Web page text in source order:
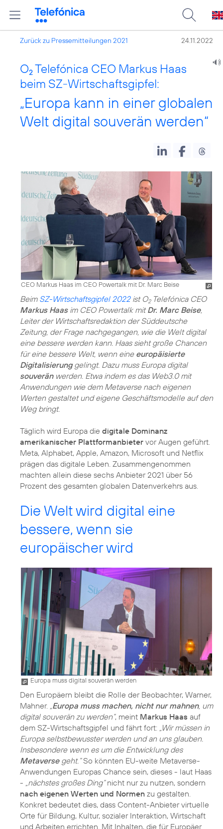
Zurück zu Pressemitteilungen 2021 24.11.2022
O2 Telefónica CEO Markus Haas
beim SZ-Wirtschaftsgipfel:
„Europa kann in einer globalen
Welt digital souverän werden“
CEO Markus Haas im CEO Powertalk mit Dr. Marc Beise
Beim SZ-Wirtschaftsgipfel 2022ist O2Telefónica CEO
Markus Haasim CEO Powertalk mitDr. Marc Beise,
Leiter der Wirtschaftsredaktion der Süddeutsche
Zeitung, der Frage nachgegangen, wie die Welt digital
eine bessere werden kann. Haas sieht große Chancen
für eine bessere Welt, wenn eine europäisierte
Digitalisierunggelingt. Dazu muss Europa digital
souveränwerden. Etwa indem es das Web3.0 mit
Anwendungen wie dem Metaverse nach eigenen
Werten gestaltet und eigene Geschäftsmodelle auf den
Weg bringt.
Täglich wird Europa die digitale Dominanz
amerikanischer Plattformanbieter vor Augen geführt.
Meta, Alphabet, Apple, Amazon, Microsoft und Netflix
prägen das digitale Leben. Zusammengenommen
machten allein diese sechs Anbieter 2021 über 56
Prozent des gesamten globalen Datenverkehrs aus.
Die Welt wird digital eine
bessere, wenn sie
europäischer wird
Europa muss digital souverän werden
Den Europäern bleibt die Rolle der Beobachter, Warner,
Mahner. „Europa muss machen, nicht nur mahnen, um
digital souverän zu werden“, meint Markus Haas auf
dem SZ-Wirtschaftsgipfel und fährt fort: „Wir müssen in
Europa selbstbewusster werden und an uns glauben.
Insbesondere wenn es um die Entwicklung des
Metaversegeht.“So könnten EU-weite Metaverse-
Anwendungen Europas Chance sein, dieses - laut Haas
- „nächstes großes Ding“nicht nur zu nutzen, sondern
nach eigenen Werten und Normen zu gestalten.
Konkret bedeutet dies, dass Content-Anbieter virtuelle
Orte für Bildung, Kultur, sozialer Interaktion, Wirtschaft
und Arbeiten errichten. Mit Inhalten, die für Europäer